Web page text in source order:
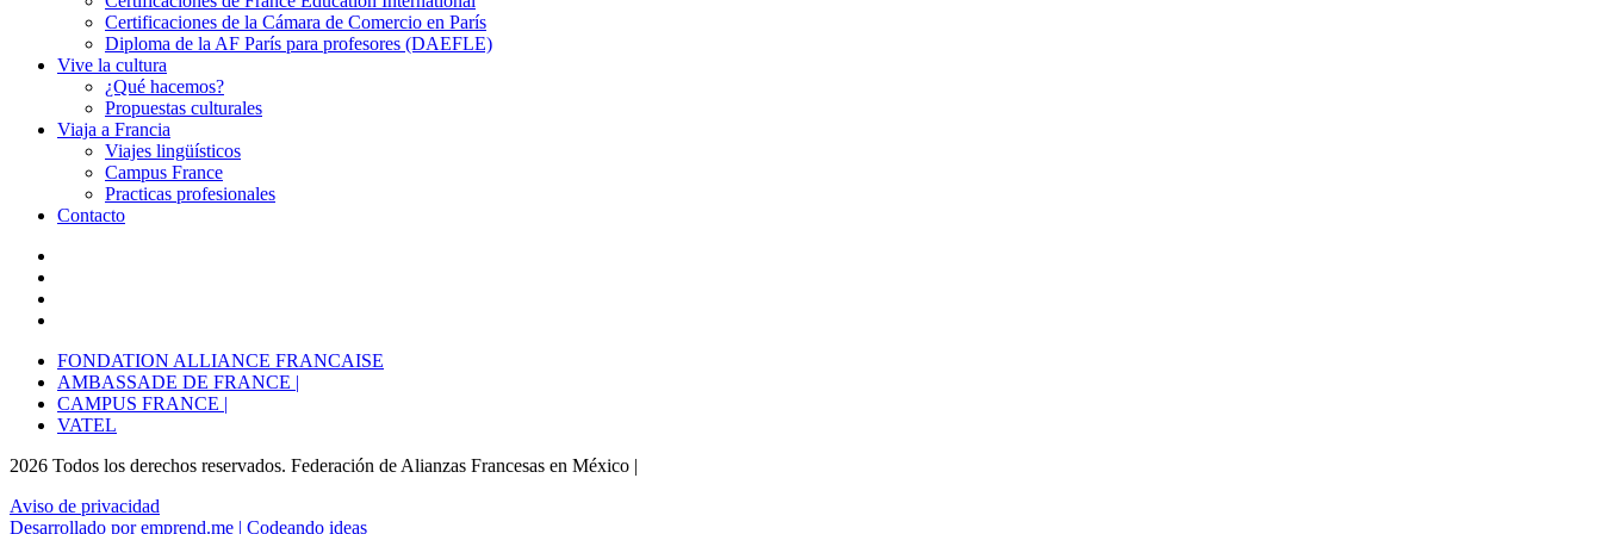
Certificaciones de la Cámara de Comercio en París
Diploma de la AF París para profesores (DAEFLE)
Vive la cultura
¿Qué hacemos?
Propuestas culturales
Viaja a Francia
Viajes lingüísticos
Campus France
Practicas profesionales
Contacto
FONDATION ALLIANCE FRANCAISE
AMBASSADE DE FRANCE |
CAMPUS FRANCE |
VATEL
2026 Todos los derechos reservados. Federación de Alianzas Francesas en México |
Aviso de privacidad
Desarrollado por emprend.me | Codeando ideas